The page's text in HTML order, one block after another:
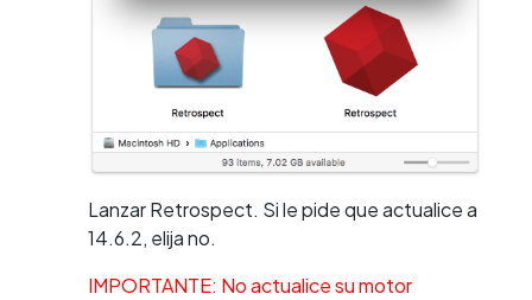
Lanzar Retrospect. Si le pide que actualice a
14.6.2, elija no.
IMPORTANTE: No actualice su motor